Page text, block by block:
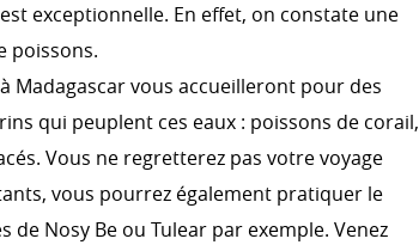
exceptionnelle. En effet, on constate une
poissons.
Madagascar vous accueilleront pour des
qui peuplent ces eaux : poissons de corail,
Vous ne regretterez pas votre voyage
vous pourrez également pratiquer le
Nosy Be ou Tulear par exemple. Venez